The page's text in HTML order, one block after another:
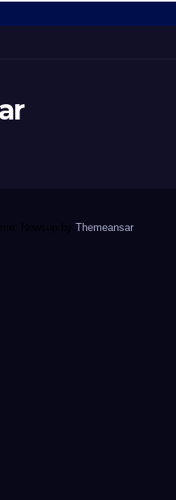
Newsup by Themeansar.